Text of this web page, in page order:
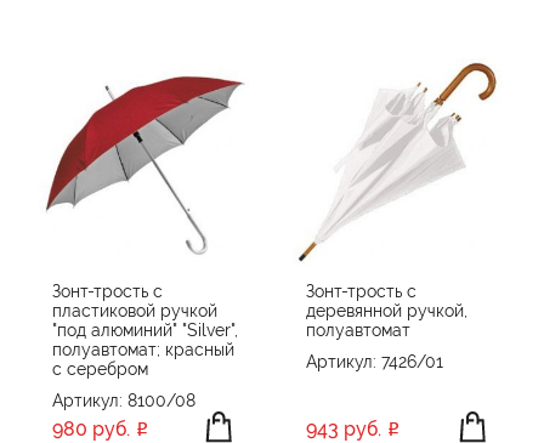
Matteo Tantini
Molti
Portobello Зонты
Stormtech
TOPS
Unit
XD Collection
XD Design
Зонт-трость с
пластиковой ручкой
"под алюминий" "Silver",
полуавтомат; красный
с серебром
Артикул: 8100/08
980 руб.
Зонт-трость с
деревянной ручкой,
полуавтомат
Артикул: 7426/01
943 руб.